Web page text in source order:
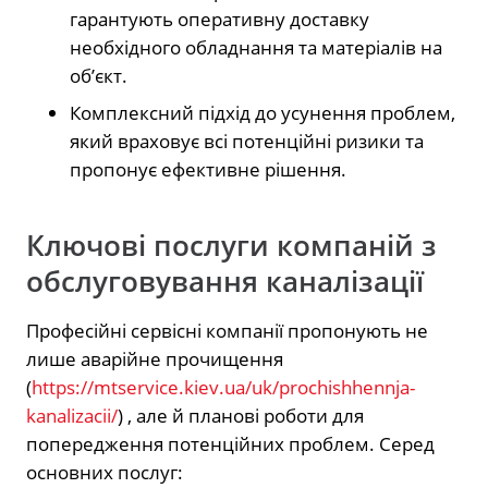
гарантують оперативну доставку
необхідного обладнання та матеріалів на
об’єкт.
Комплексний підхід до усунення проблем,
який враховує всі потенційні ризики та
пропонує ефективне рішення.
Ключові послуги компаній з
обслуговування каналізації
Професійні сервісні компанії пропонують не
лише аварійне прочищення
(https://mtservice.kiev.ua/uk/prochishhennja-
kanalizacii/) , але й планові роботи для
попередження потенційних проблем. Серед
основних послуг: